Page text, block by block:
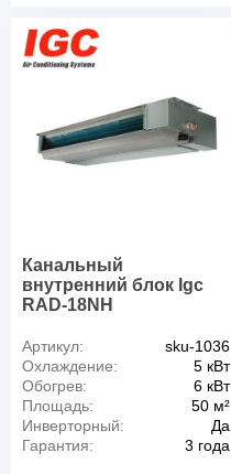
Канальный
внутренний блок Igc
RAD-18NH
Артикул:
sku-1036
Охлаждение:
5 кВт
Обогрев:
6 кВт
Площадь:
50 м²
Инверторный:
Да
Гарантия:
3 года